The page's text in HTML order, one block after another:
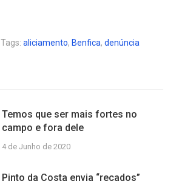
Tags:aliciamento, Benfica,denúncia
Temos que ser mais fortes no
campo e fora dele
4 de Junho de 2020
Pinto da Costa envia “recados”